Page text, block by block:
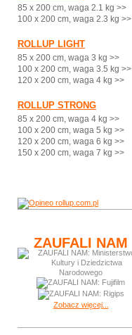
85 x 200 cm, waga 2.1 kg >>
100 x 200 cm, waga 2.3 kg >>
ROLLUP LIGHT
85 x 200 cm, waga 3 kg >>
100 x 200 cm, waga 3.5 kg >>
120 x 200 cm, waga 4 kg >>
ROLLUP STRONG
85 x 200 cm, waga 4 kg >>
100 x 200 cm, waga 5 kg >>
120 x 200 cm, waga 6 kg >>
150 x 200 cm, waga 7 kg >>
ZAUFALI NAM
Zobacz więcej...